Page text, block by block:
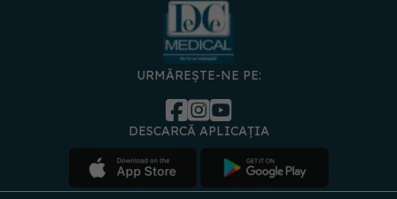
URMĂREȘTE-NE PE:
DESCARCĂ APLICAȚIA
specialiști
Politica de
confidențialitate
Cookies
Gestionați
preferințele
Contact